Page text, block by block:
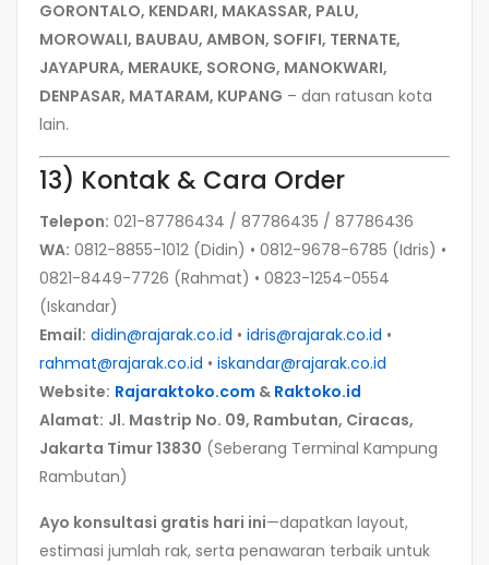
GORONTALO, KENDARI, MAKASSAR, PALU,
MOROWALI, BAUBAU, AMBON, SOFIFI, TERNATE,
JAYAPURA, MERAUKE, SORONG, MANOKWARI,
DENPASAR, MATARAM, KUPANG – dan ratusan kota
lain.
13) Kontak & Cara Order
Telepon: 021-87786434 / 87786435 / 87786436
WA: 0812-8855-1012 (Didin) • 0812-9678-6785 (Idris) •
0821-8449-7726 (Rahmat) • 0823-1254-0554
(Iskandar)
Email: didin@rajarak.co.id • idris@rajarak.co.id •
rahmat@rajarak.co.id • iskandar@rajarak.co.id
Website: Rajaraktoko.com & Raktoko.id
Alamat: Jl. Mastrip No. 09, Rambutan, Ciracas,
Jakarta Timur 13830 (Seberang Terminal Kampung
Rambutan)
Ayo konsultasi gratis hari ini—dapatkan layout,
estimasi jumlah rak, serta penawaran terbaik untuk